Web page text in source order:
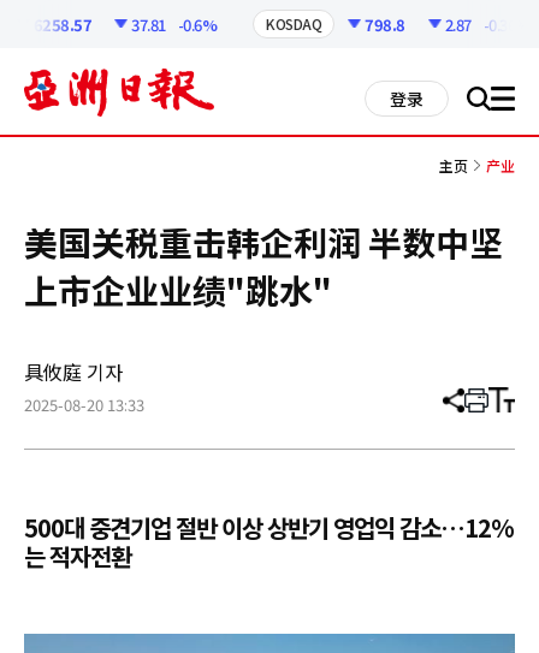
6258.57 37.81 -0.6% KOSDAQ 798.8 2.87 -0.36%
登录 搜 all
主页 产业
美国关税重击韩企利润 半数中坚
上市企业业绩"跳水"
具攸庭 기자
2025-08-20 13:33 分
章
打 调
小
500대 중견기업 절반 이상 상반기 영업익 감소…12%
는 적자전환